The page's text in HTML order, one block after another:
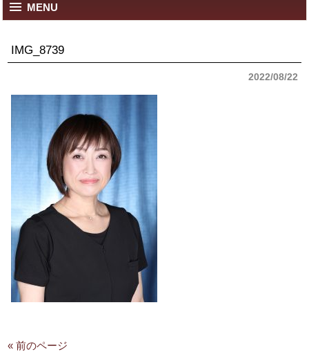
MENU
IMG_8739
2022/08/22
« 前のページ